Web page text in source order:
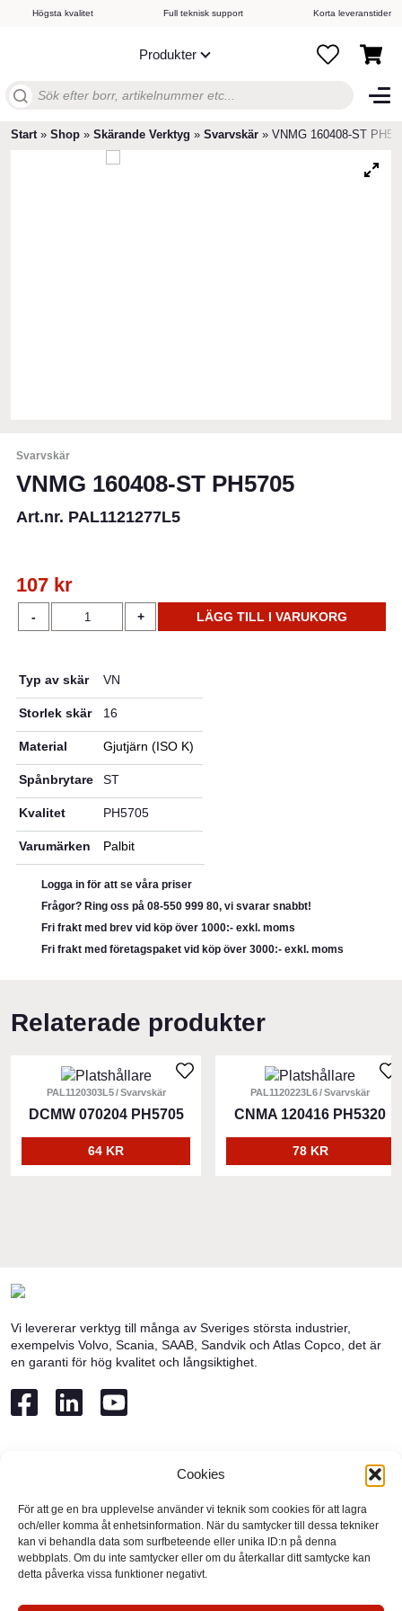
Cookies
För att ge en bra upplevelse använder vi teknik som cookies för att lagra
och/eller komma åt enhetsinformation. När du samtycker till dessa tekniker
kan vi behandla data som surfbeteende eller unika ID:n på denna
webbplats. Om du inte samtycker eller om du återkallar ditt samtycke kan
detta påverka vissa funktioner negativt.
Högsta kvalitet Full teknisk support Korta leveranstider
Produkter
Sök
Start» Shop » Skärande Verktyg » Svarvskär » VNMG 160408-ST
Svarvskär
VNMG 160408-ST PH5705
Art.nr. PAL1121277L5
107 kr
-
VNMG
160408-
+ LÄGG TILL I VARUKORG
Typ av skär VN
Storlek skär 16
Material Gjutjärn (ISO K)
Spånbrytare ST
Kvalitet PH5705
Varumärken Palbit
Logga in för att se våra priser
Frågor? Ring oss på 08-550 999 80, vi svarar snabbt!
Fri frakt med brev vid köp över 1000:- exkl. moms
Fri frakt med företagspaket vid köp över 3000:- exkl. moms
Relaterade produkter
PAL1120303L5 Svarvskär
DCMW 070204 PH5705
64 KR
PAL1120223L6 Svarvskär
CNMA 120416 PH5320
78 KR
Vi levererar verktyg till många av Sveriges största industrier,
exempelvis Volvo, Scania, SAAB, Sandvik och Atlas Copco, det är
en garanti för hög kvalitet och långsiktighet.
Nykvarn
Tfn:08 – 550 999 80
Mail: gjs@gjsverktyg.se
Fre:07.00 – 15.30
Lunchstängt: 12.00 – 13.00
Dag före röd dag
stänger vi